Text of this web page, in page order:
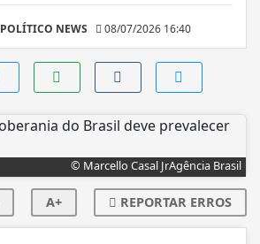
POLÍTICO NEWS 08/07/2026 16:40
© Marcello Casal JrAgência Brasil
A+ REPORTAR ERROS